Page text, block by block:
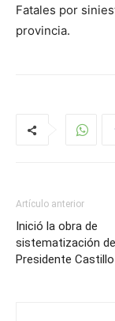
Fatales por
provincia.
Artículo anterior
Inició la obra de
sistematización
Presidente Castillo